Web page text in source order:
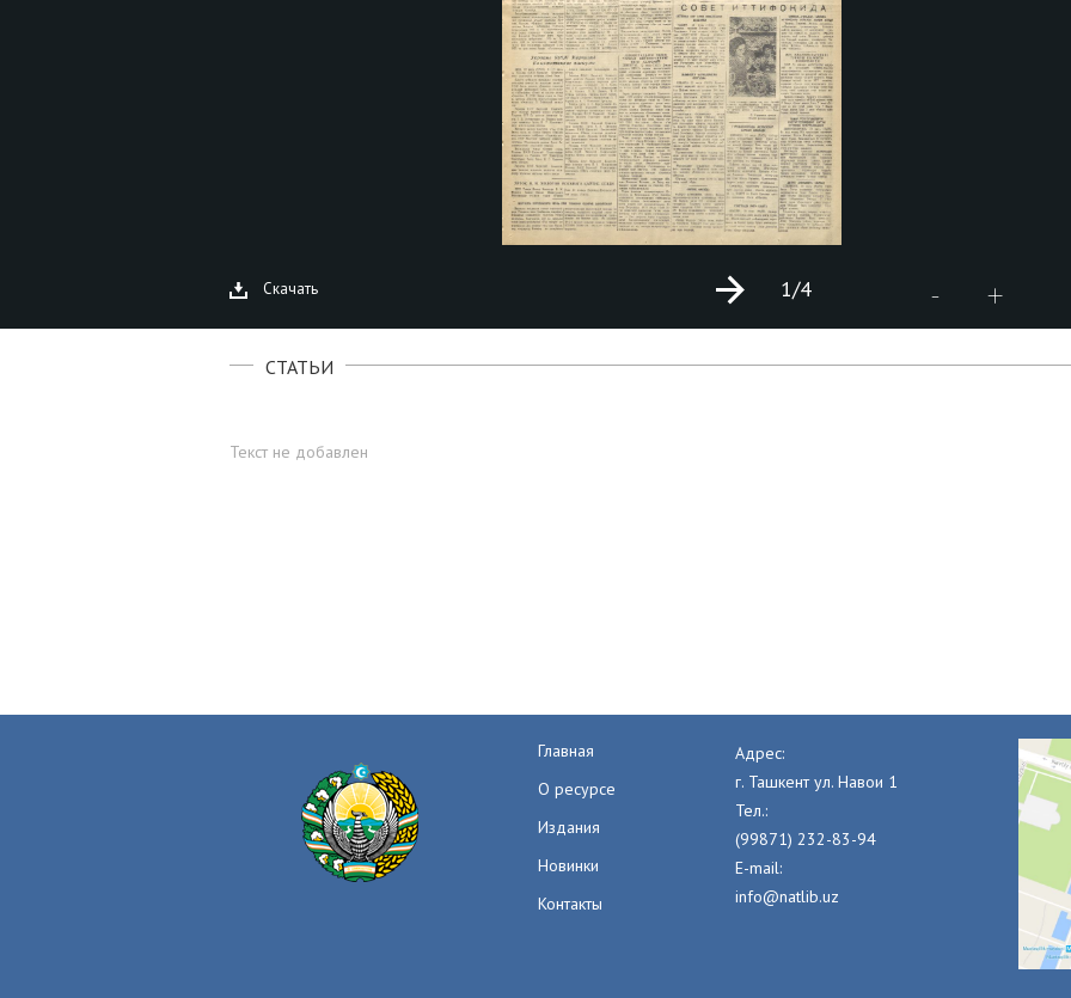
Скачать - +
1/4
СТАТЬИ
Текст не добавлен
Главная
О ресурсе
Издания
Новинки
Контакты
Адрес:
г. Ташкент ул. Навои 1
Тел.:
(99871) 232-83-94
E-mail:
info@natlib.uz